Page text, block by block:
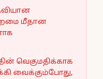
மீதான
வெகுமதிக்காக
வைக்கும்போது,